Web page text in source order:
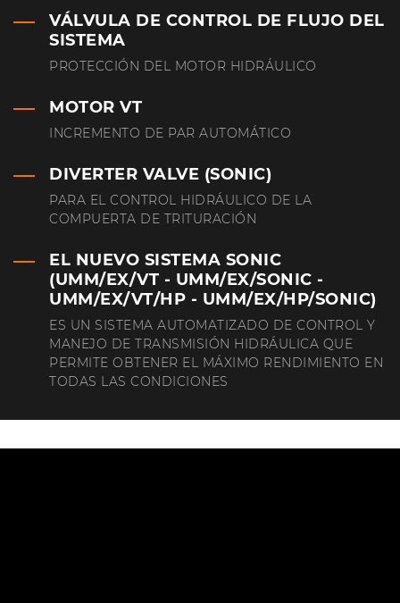
VÁLVULA DE CONTROL DE FLUJO DEL
SISTEMA
PROTECCIÓN DEL MOTOR HIDRÁULICO
MOTOR VT
INCREMENTO DE PAR AUTOMÁTICO
DIVERTER VALVE (SONIC)
PARA EL CONTROL HIDRÁULICO DE LA
COMPUERTA DE TRITURACIÓN
EL NUEVO SISTEMA SONIC
(UMM/EX/VT - UMM/EX/SONIC -
UMM/EX/VT/HP - UMM/EX/HP/SONIC)
ES UN SISTEMA AUTOMATIZADO DE CONTROL Y
MANEJO DE TRANSMISIÓN HIDRÁULICA QUE
PERMITE OBTENER EL MÁXIMO RENDIMIENTO EN
TODAS LAS CONDICIONES